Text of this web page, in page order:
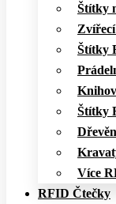
Štítky
Štítky
Štítky
Více
RFID Čtečky